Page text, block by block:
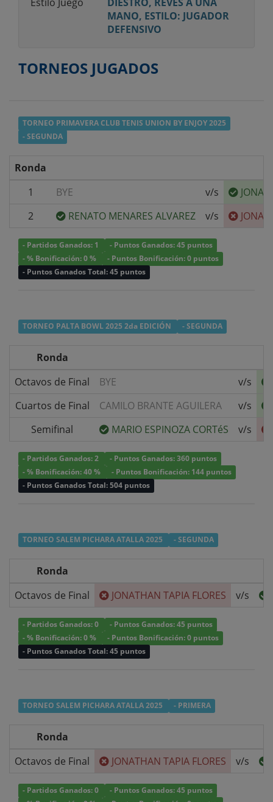
MANO, ESTILO: JUGADOR
DEFENSIVO
TORNEOS JUGADOS
TORNEO PRIMAVERA CLUB TENIS UNION BY ENJOY 2025
- SEGUNDA
Ronda
1
BYE v/s
2
RENATO MENARES ALVAREZ v/s
- Partidos Ganados: 1
- Puntos Ganados: 45 puntos
- % Bonificación: 0 %
- Puntos Bonificación: 0 puntos
- Puntos Ganados Total: 45 puntos
TORNEO PALTA BOWL 2025 2da EDICIÓN - SEGUNDA
Ronda
Octavos de Final
BYE
v/s
Cuartos de Final
CAMILO BRANTE AGUILERA
v/s
Semifinal
MARIO ESPINOZA CORTéS v/s
- Partidos Ganados: 2
- Puntos Ganados: 360 puntos
- % Bonificación: 40 %
- Puntos Bonificación: 144 puntos
- Puntos Ganados Total: 504 puntos
TORNEO SALEM PICHARA ATALLA 2025 - SEGUNDA
Ronda
Octavos de Final
JONATHAN TAPIA FLORES v/s
- Partidos Ganados: 0
- Puntos Ganados: 45 puntos
- % Bonificación: 0 %
- Puntos Bonificación: 0 puntos
- Puntos Ganados Total: 45 puntos
TORNEO SALEM PICHARA ATALLA 2025 - PRIMERA
Ronda
Octavos de Final
JONATHAN TAPIA FLORES v/s
- Partidos Ganados: 0
- Puntos Ganados: 45 puntos